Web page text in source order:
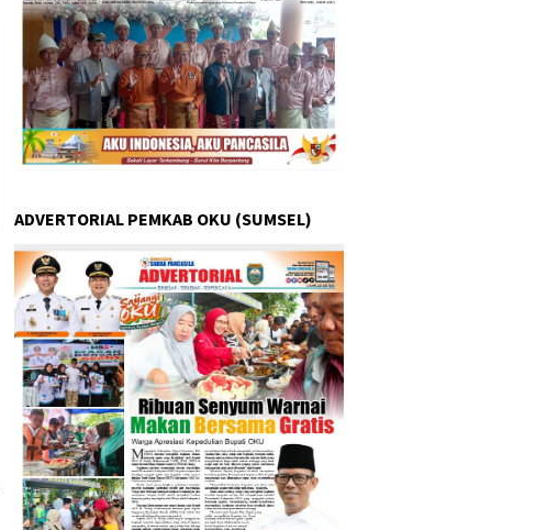
ADVERTORIAL PEMKAB OKU (SUMSEL)